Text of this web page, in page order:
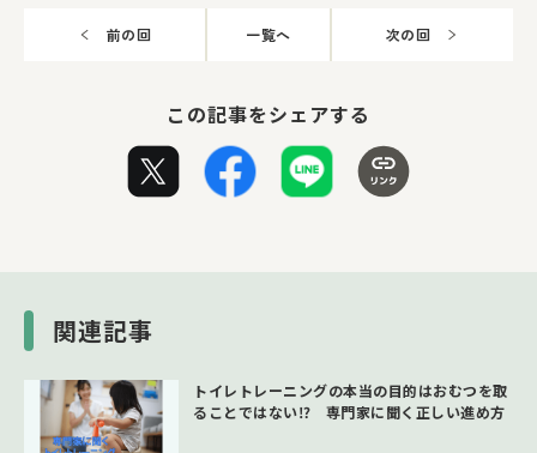
前の回 一覧へ 次の回
この記事をシェアする
関連記事
トイレトレーニングの本当の目的はおむつを取
ることではない⁉ 専門家に聞く正しい進め方